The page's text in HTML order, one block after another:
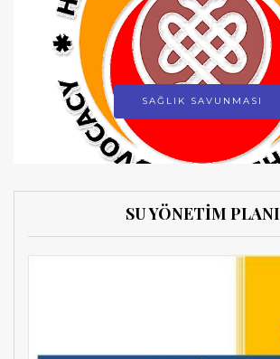
SAĞLIK SAVUNMASI
SU YÖNETİM PLANI